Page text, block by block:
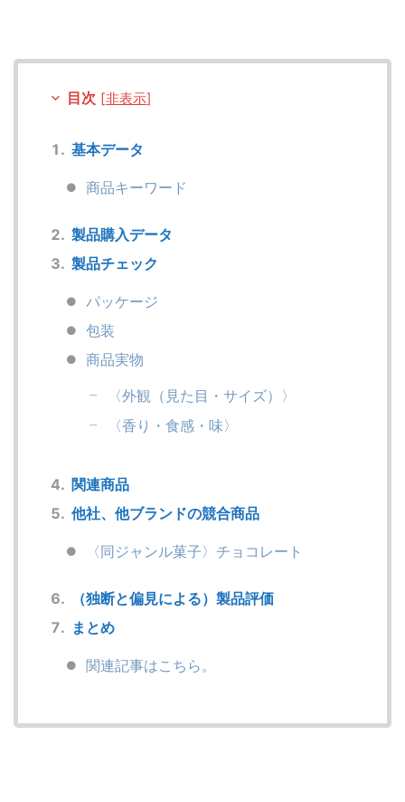
目次 [非表示]
基本データ
商品キーワード
製品購入データ
製品チェック
パッケージ
包装
商品実物
〈外観（見た目・サイズ）〉
〈香り・食感・味〉
関連商品
他社、他ブランドの競合商品
〈同ジャンル菓子〉チョコレート
（独断と偏見による）製品評価
まとめ
関連記事はこちら。